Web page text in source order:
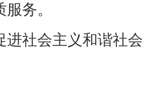
务。
进社会主义和谐社